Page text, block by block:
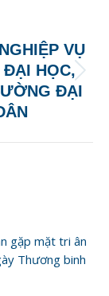
VỤ
ĐẠI HỌC,
ĐẠI
gặp mặt tri ân
Thương binh